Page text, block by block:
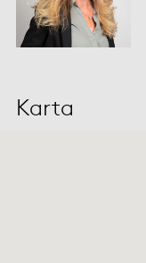
Karta